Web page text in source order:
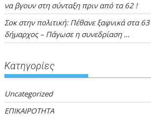
να βγουν στη σύνταξη πριν από τα 62 !
Σοκ στην πολιτική: Πέθανε ξαφνικά στα
δήμαρχος – Πάγωσε η συνεδρίαση …
Kατηγορίες
Uncategorized
ΕΠΙΚΑΙΡΟΤΗΤΑ